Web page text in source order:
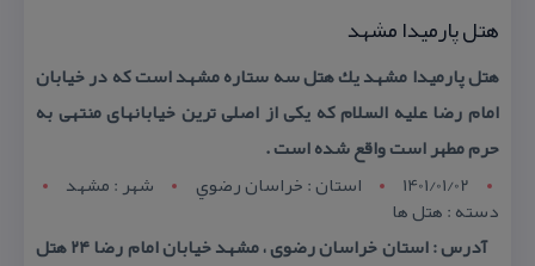
هتل پارمیدا مشهد
هتل پارمیدا مشهد یك هتل سه ستاره مشهد است كه در خیابان
امام رضا علیه السلام كه یكی از اصلی ترین خیابانهای منتهی به
حرم مطهر است واقع شده است .
1401/01/02
استان : خراسان رضوي شهر : مشهد
دسته : هتل ها
آدرس : استان خراسان رضوی ، مشهد خیابان امام رضا ۲۴ هتل